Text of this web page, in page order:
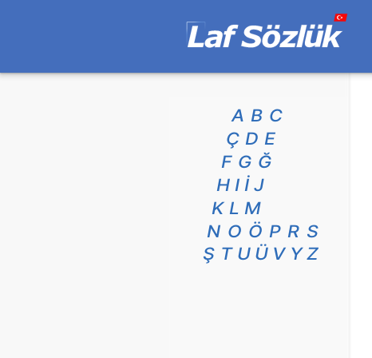
A B C
Ç D E
F G Ğ
H I İ J
K L M
N O Ö P R S
Ş T U Ü V Y Z